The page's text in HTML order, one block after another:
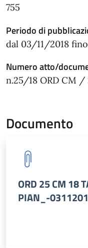
755
Periodo di
dal 03/11/2018
Numero atto/
n.25/18 ORD CM /
Documento
ORD 25 CM 18
PIAN_-